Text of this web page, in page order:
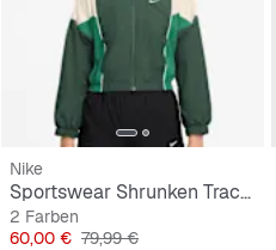
Nike
Sportswear Shrunken Track Jacket
2 Farben
Preis
60,00 € Originalpreis
79,99 €